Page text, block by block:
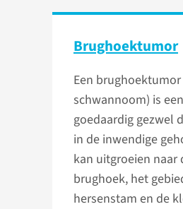
Brughoektumor
Een
schwannoom) is een
goedaardig gezwel
in de inwendige
kan uitgroeien naar
brughoek, het
hersenstam en de